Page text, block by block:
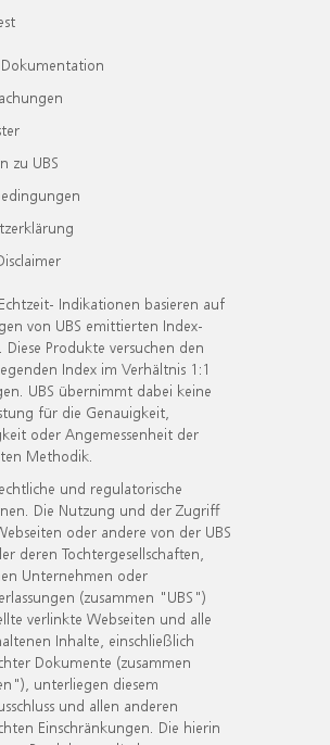
zu UBS
Indikationen basieren auf
von UBS emittierten Index-
Diese Produkte versuchen den
Index im Verhältnis 1:1
UBS übernimmt dabei keine
für die Genauigkeit,
oder Angemessenheit der
Methodik.
und regulatorische
Die Nutzung und der Zugriff
oder andere von der UBS
deren Tochtergesellschaften,
Unternehmen oder
(zusammen "UBS")
verlinkte Webseiten und alle
Inhalte, einschließlich
Dokumente (zusammen
unterliegen diesem
und allen anderen
Einschränkungen. Die hierin